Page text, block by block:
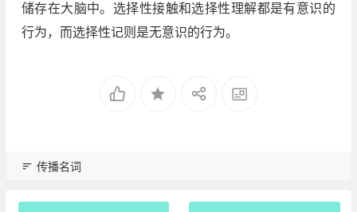
储存在大脑中。选择性接触和选择性理解都是有意识的
行为，而选择性记则是无意识的行为。
传播名词